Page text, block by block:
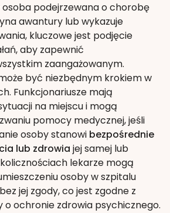
podejrzewana o chorobę
awantury lub wykazuje
kluczowe jest podjęcie
aby zapewnić
zaangażowanym.
być niezbędnym krokiem w
Funkcjonariusze mają
na miejscu i mogą
pomocy medycznej, jeśli
osoby stanowi bezpośrednie
lub zdrowia jej samej lub
lekarze mogą
osoby w szpitalu
jej zgody, co jest zgodne z
o ochronie zdrowia psychicznego.